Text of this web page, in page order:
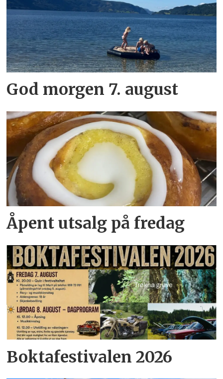
God morgen 7. august
Åpent utsalg på fredag
Boktafestivalen 2026